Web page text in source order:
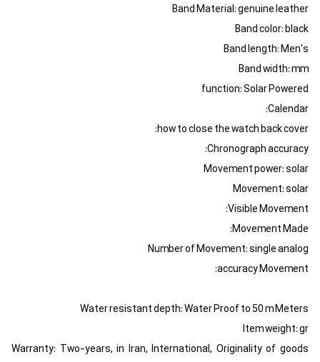
Band Material: genuine leather
Band color: black
Band length: Men's
Band width: mm
function: Solar Powered
Calendar:
how to close the watch back cover:
Chronograph accuracy:
Movement power: solar
Movement: solar
Visible Movement:
Movement Made:
Number of Movement: single analog
accuracy Movement:
Water resistant depth: Water Proof to 50 m Meters
Item weight: gr
Warranty: Two-years, in Iran, International, Originality of goods